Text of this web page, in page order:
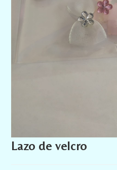
Lazo de velcro